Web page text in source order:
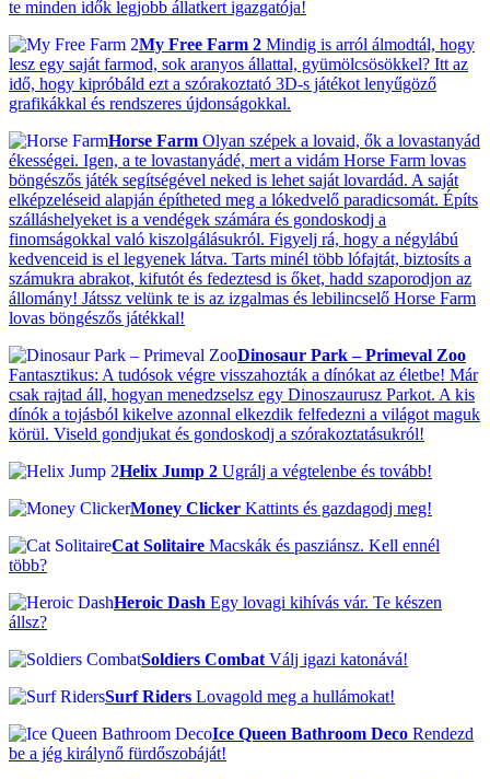
te minden idők legjobb állatkert igazgatója!
My Free Farm 2 Mindig is arról álmodtál, hogy
lesz egy saját farmod, sok aranyos állattal, gyümölcsösökkel? Itt az
idő, hogy kipróbáld ezt a szórakoztató 3D-s játékot lenyűgöző
grafikákkal és rendszeres újdonságokkal.
Horse Farm Olyan szépek a lovaid, ők a lovastanyád
ékességei. Igen, a te lovastanyádé, mert a vidám Horse Farm lovas
böngészős játék segítségével neked is lehet saját lovardád. A saját
elképzeléseid alapján építheted meg a lókedvelő paradicsomát. Építs
szálláshelyeket is a vendégek számára és gondoskodj a
finomságokkal való kiszolgálásukról. Figyelj rá, hogy a négylábú
kedvenceid is el legyenek látva. Tarts minél több lófajtát, biztosíts a
számukra abrakot, kifutót és fedeztesd is őket, hadd szaporodjon az
állomány! Játssz velünk te is az izgalmas és lebilincselő Horse Farm
lovas böngészős játékkal!
Dinosaur Park – Primeval Zoo
Fantasztikus: A tudósok végre visszahozták a dínókat az életbe! Már
csak rajtad áll, hogyan menedzselsz egy Dinoszaurusz Parkot. A kis
dínók a tojásból kikelve azonnal elkezdik felfedezni a világot maguk
körül. Viseld gondjukat és gondoskodj a szórakoztatásukról!
Helix Jump 2 Ugrálj a végtelenbe és tovább!
Money Clicker Kattints és gazdagodj meg!
Cat Solitaire Macskák és pasziánsz. Kell ennél
több?
Heroic Dash Egy lovagi kihívás vár. Te készen
állsz?
Soldiers Combat Válj igazi katonává!
Surf Riders Lovagold meg a hullámokat!
Ice Queen Bathroom Deco Rendezd
be a jég királynő fürdőszobáját!